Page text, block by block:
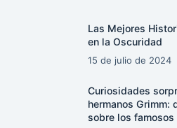
Las Mejores
en la Oscuridad
15 de julio de 2024
Curiosidades
hermanos Grimm:
sobre los